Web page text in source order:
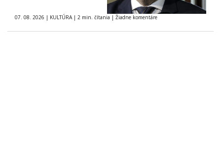
07. 08. 2026 | KULTÚRA | 2 min. čítania | Žiadne komentáre